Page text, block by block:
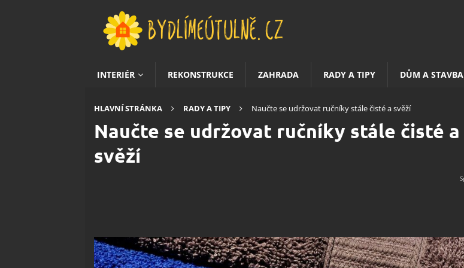
INTERIÉR REKONSTRUKCE ZAHRADA RADY A TIPY DŮM A STAVBA
HLAVNÍ STRÁNKA RADY A TIPY Naučte se udržovat ručníky stále čisté a svěží
Naučte se udržovat ručníky stále čisté a
svěží